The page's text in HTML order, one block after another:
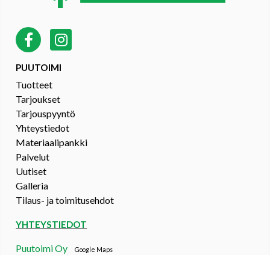
PUUTOIMI
Tuotteet
Tarjoukset
Tarjouspyyntö
Yhteystiedot
Materiaalipankki
Palvelut
Uutiset
Galleria
Tilaus- ja toimitusehdot
YHTEYSTIEDOT
Puutoimi OyGoogle Maps